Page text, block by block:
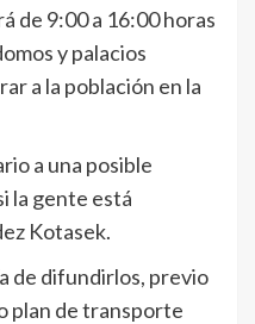
de 9:00 a 16:00 horas
y palacios
a la población en la
a una posible
la gente está
Kotasek.
de difundirlos, previo
plan de transporte